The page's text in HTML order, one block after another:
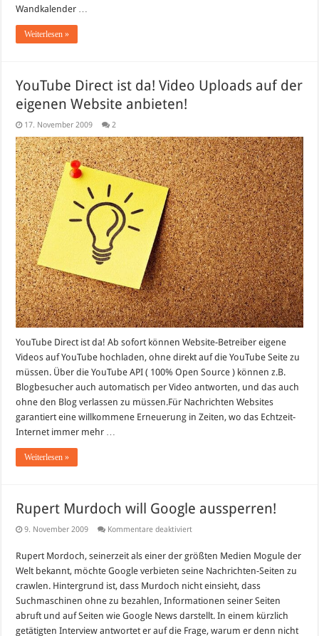
Wandkalender …
Weiterlesen »
YouTube Direct ist da! Video Uploads auf der
eigenen Website anbieten!
17. November 2009 2
YouTube Direct ist da! Ab sofort können Website-Betreiber eigene
Videos auf YouTube hochladen, ohne direkt auf die YouTube Seite zu
müssen. Über die YouTube API ( 100% Open Source ) können z.B.
Blogbesucher auch automatisch per Video antworten, und das auch
ohne den Blog verlassen zu müssen.Für Nachrichten Websites
garantiert eine willkommene Erneuerung in Zeiten, wo das Echtzeit-
Internet immer mehr …
Weiterlesen »
Rupert Murdoch will Google aussperren!
9. November 2009 Kommentare deaktiviertfür
will
Google
aussperren!
Rupert Mordoch, seinerzeit als einer der größten Medien Mogule der
Welt bekannt, möchte Google verbieten seine Nachrichten-Seiten zu
crawlen. Hintergrund ist, dass Murdoch nicht einsieht, dass
Suchmaschinen ohne zu bezahlen, Informationen seiner Seiten
abruft und auf Seiten wie Google News darstellt. In einem kürzlich
getätigten Interview antwortet er auf die Frage, warum er denn nicht